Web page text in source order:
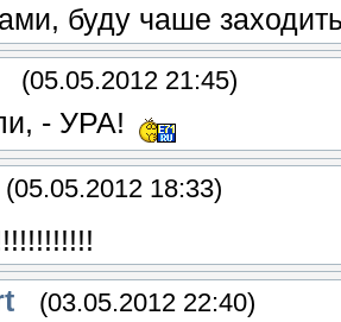
буду чаше
(05.05.2012 21:45)
- УРА!
(05.05.2012 18:33)
(03.05.2012 22:40)